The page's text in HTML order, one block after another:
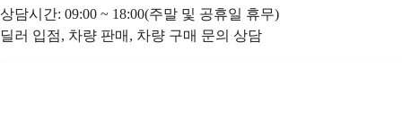
상담시간: 09:00 ~ 18:00(주말 및 공휴일 휴무)
딜러 입점, 차량 판매, 차량 구매 문의 상담